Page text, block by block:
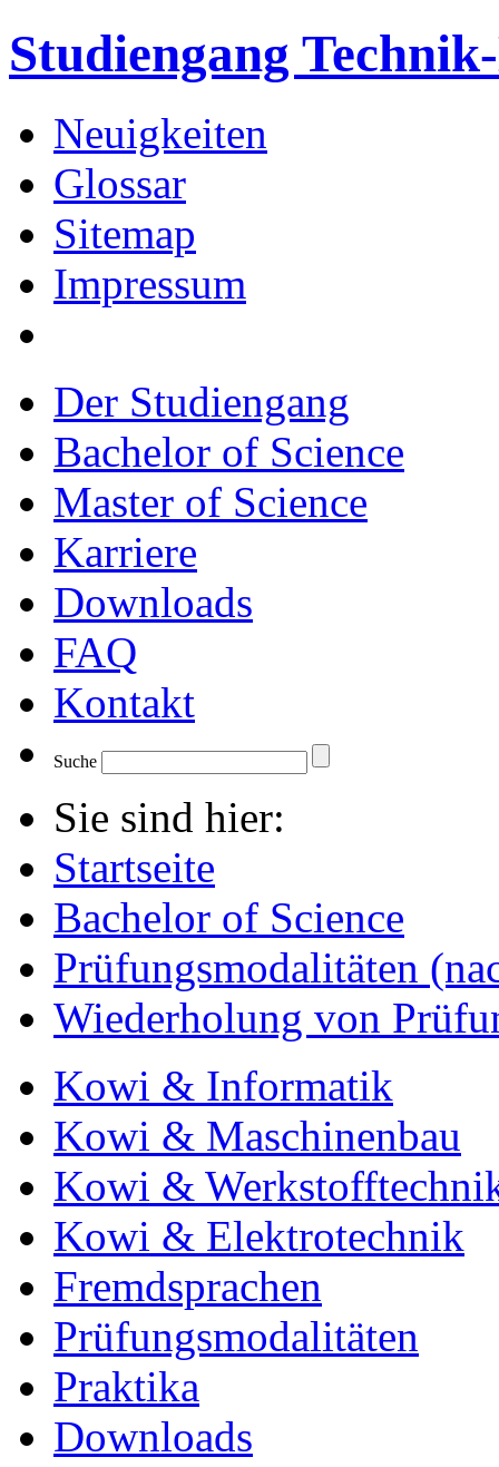
Studiengang
Neuigkeiten
Glossar
Sitemap
Impressum
Der Studiengang
Bachelor of Science
Master of Science
Karriere
Downloads
FAQ
Kontakt
Suche
Sie sind hier:
Startseite
Bachelor of Science
Prüfungsmodalitäten
Wiederholung von
Kowi & Informatik
Kowi & Maschinenbau
Kowi &
Kowi & Elektrotechnik
Fremdsprachen
Prüfungsmodalitäten
Praktika
Downloads